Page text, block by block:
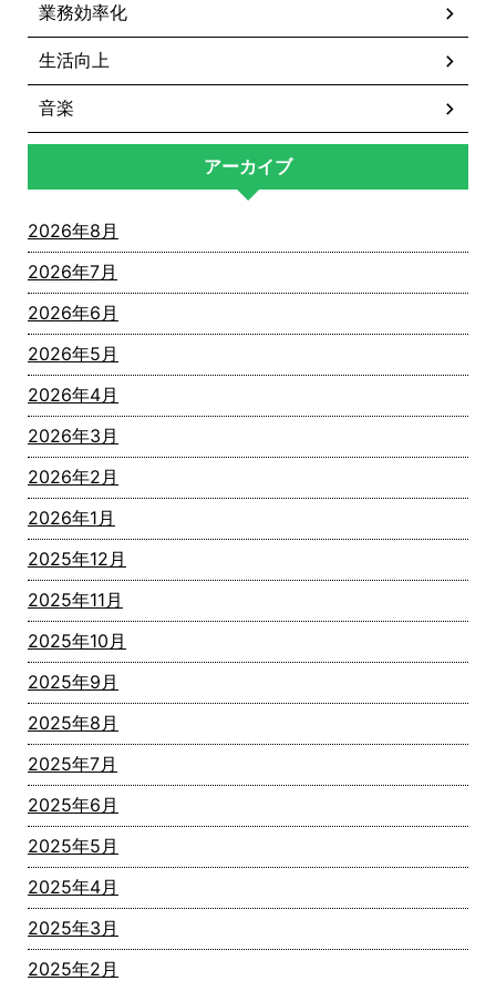
業務効率化
生活向上
音楽
アーカイブ
2026年8月
2026年7月
2026年6月
2026年5月
2026年4月
2026年3月
2026年2月
2026年1月
2025年12月
2025年11月
2025年10月
2025年9月
2025年8月
2025年7月
2025年6月
2025年5月
2025年4月
2025年3月
2025年2月